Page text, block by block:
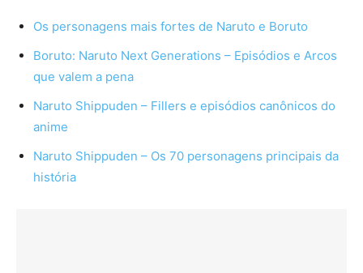
Os personagens mais fortes de Naruto e Boruto
Boruto: Naruto Next Generations – Episódios e Arcos
que valem a pena
Naruto Shippuden – Fillers e episódios canônicos do
anime
Naruto Shippuden – Os 70 personagens principais da
história